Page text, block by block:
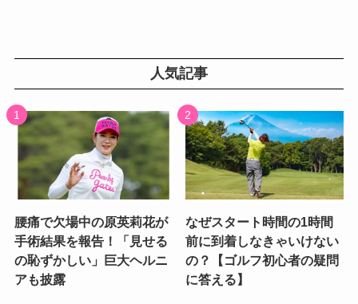
人気記事
腰痛で欠場中の原英莉花が
手術結果を報告！「見せる
の恥ずかしい」巨大ヘルニ
アも披露
なぜスタート時間の1時間
前に到着しなきゃいけない
の？【ゴルフ初心者の疑問
に答える】